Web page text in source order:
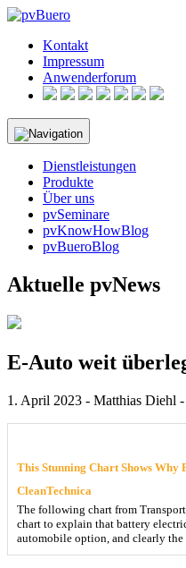
Skip
contentKontakt
Impressum
Anwenderforum
Dienstleistungen
Produkte
Über uns
pvSeminare
pvKnowHowBlog
pvBueroBlog
Aktuelle pvNews
E-Auto weit
1. April 2023 - Matthias Diehl
This Stunning Chart Shows
CleanTechnica
The following chart from
chart to explain that battery
automobile option, and clearly the